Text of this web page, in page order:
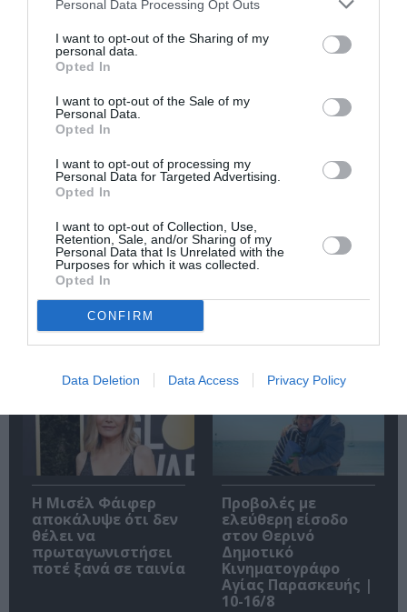
Personal Data Processing Opt Outs
I want to opt-out of the Sharing of my
personal data.
Opted In
I want to opt-out of the Sale of my
Personal Data.
Opted In
I want to opt-out of processing my
Personal Data for Targeted Advertising.
Opted In
I want to opt-out of Collection, Use,
Retention, Sale, and/or Sharing of my
Personal Data that Is Unrelated with the
Purposes for which it was collected.
Opted In
CONFIRM
Data Deletion Data Access Privacy Policy
Newsletter
Κάθε βδομάδα στο e-mail σας τα τελευταία νέα για
την Τέχνη και τον Πολιτισμό!
Ακολουθήστε το Culturenow.gr
Σχετικά Άρθρα
Η Μισέλ Φάιφερ
αποκάλυψε ότι δεν
θέλει να
πρωταγωνιστήσει
ποτέ ξανά σε ταινία
Προβολές με
ελεύθερη είσοδο
στον Θερινό
Δημοτικό
Κινηματογράφο
Αγίας Παρασκευής |
10-16/8